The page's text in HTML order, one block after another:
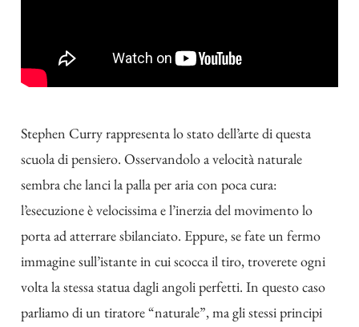
Stephen Curry rappresenta lo stato dell’arte di questa
scuola di pensiero. Osservandolo a velocità naturale
sembra che lanci la palla per aria con poca cura:
l’esecuzione è velocissima e l’inerzia del movimento lo
porta ad atterrare sbilanciato. Eppure, se fate un fermo
immagine sull’istante in cui scocca il tiro, troverete ogni
volta la stessa statua dagli angoli perfetti. In questo caso
parliamo di un tiratore “naturale”, ma gli stessi principi